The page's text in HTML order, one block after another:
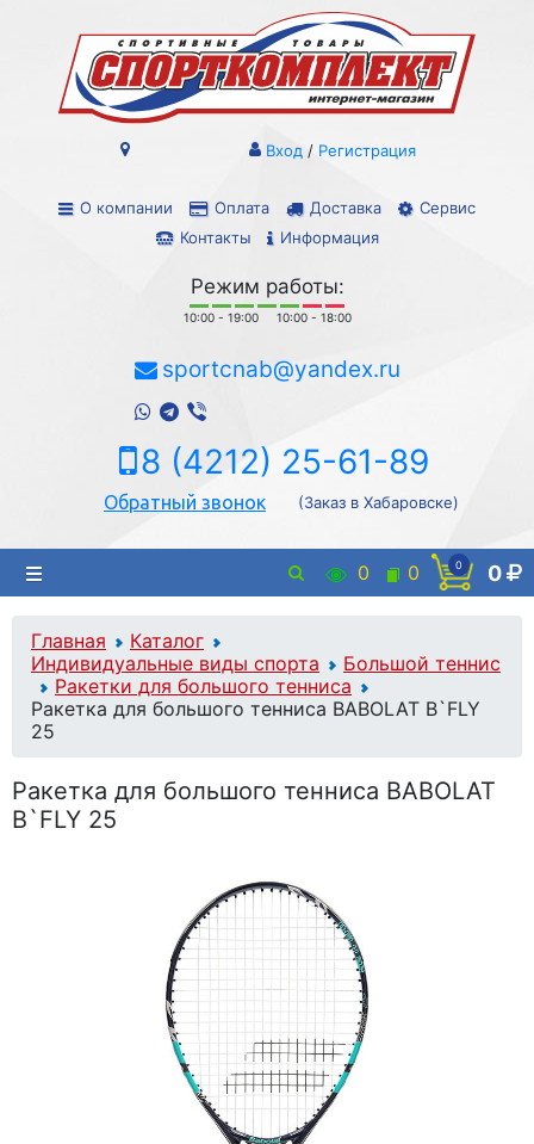
О компании Оплата Доставка
Сервис
Контакты
Информация
Вход / Регистрация
Режим работы:
10:00 - 19:00 10:00 - 18:00
sportcnab@yandex.ru
8 (4212) 25-61-89
Обратный звонок (Заказ в Хабаровске)
0 0 0 0
Главная
Каталог
Индивидуальные виды спорта
Большой теннис
Ракетки для большого тенниса
Ракетка для большого тенниса BABOLAT B`FLY
25
Ракетка для большого тенниса BABOLAT
B`FLY 25